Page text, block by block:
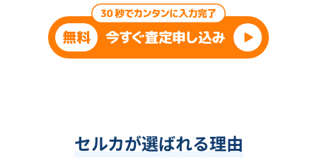
セルカが選ばれる理由